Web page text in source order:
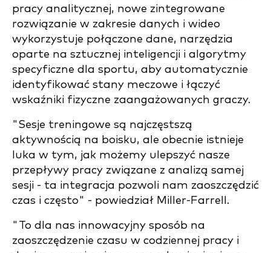
pracy analitycznej, nowe zintegrowane
rozwiązanie w zakresie danych i wideo
wykorzystuje połączone dane, narzędzia
oparte na sztucznej inteligencji i algorytmy
specyficzne dla sportu, aby automatycznie
identyfikować stany meczowe i łączyć
wskaźniki fizyczne zaangażowanych graczy.
"Sesje treningowe są najczęstszą
aktywnością na boisku, ale obecnie istnieje
luka w tym, jak możemy ulepszyć nasze
przepływy pracy związane z analizą samej
sesji - ta integracja pozwoli nam zaoszczędzić
czas i często" - powiedział Miller-Farrell.
"To dla nas innowacyjny sposób na
zaoszczędzenie czasu w codziennej pracy i